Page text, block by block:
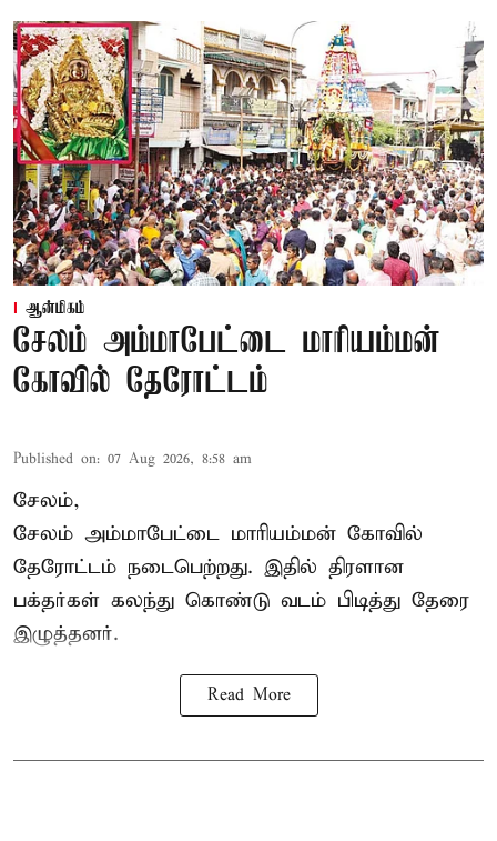
ஆன்மிகம்
சேலம் அம்மாபேட்டை மாரியம்மன்
கோவில் தேரோட்டம்
Published on: 07 Aug 2026, 8:58 am
சேலம்,
சேலம் அம்மாபேட்டை மாரியம்மன் கோவில்
தேரோட்டம் நடைபெற்றது. இதில் திரளான
பக்தர்கள் கலந்து கொண்டு வடம் பிடித்து தேரை
இழுத்தனர்.
Read More